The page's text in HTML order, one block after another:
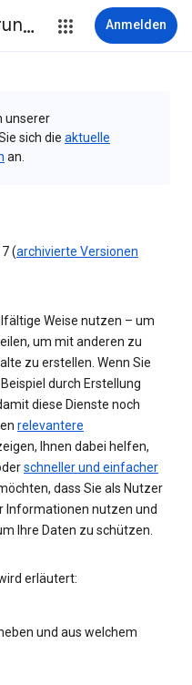
Datenschutzerklärung & Nutzungsbedingungen Anmelden
unserer
sich die aktuelle
an.
(archivierte Versionen
Weise nutzen – um
um mit anderen zu
zu erstellen. Wenn Sie
durch Erstellung
diese Dienste noch
relevantere
Ihnen dabei helfen,
schneller und einfacher
dass Sie als Nutzer
Informationen nutzen und
Ihre Daten zu schützen.
erläutert:
und aus welchem